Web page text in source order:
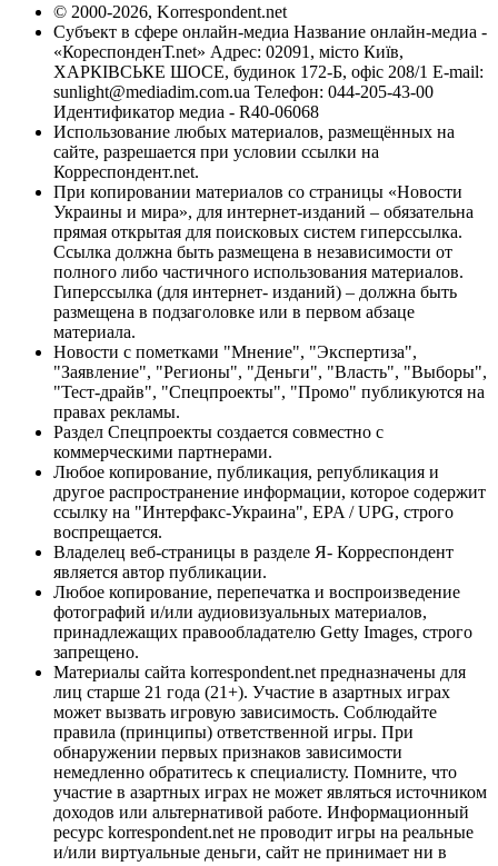
© 2000-2026, Korrespondent.net
Субъект в сфере онлайн-медиа Название онлайн-медиа -
«КореспонденТ.net» Адрес: 02091, місто Київ,
ХАРКІВСЬКЕ ШОСЕ, будинок 172-Б, офіс 208/1 E-mail:
sunlight@mediadim.com.ua Телефон: 044-205-43-00
Идентификатор медиа - R40-06068
Использование любых материалов, размещённых на
сайте, разрешается при условии ссылки на
Корреспондент.net.
При копировании материалов со страницы «Новости
Украины и мира», для интернет-изданий – обязательна
прямая открытая для поисковых систем гиперссылка.
Ссылка должна быть размещена в независимости от
полного либо частичного использования материалов.
Гиперссылка (для интернет- изданий) – должна быть
размещена в подзаголовке или в первом абзаце
материала.
Новости с пометками "Мнение", "Экспертиза",
"Заявление", "Регионы", "Деньги", "Власть", "Выборы",
"Тест-драйв", "Спецпроекты", "Промо" публикуются на
правах рекламы.
Раздел Спецпроекты создается совместно с
коммерческими партнерами.
Любое копирование, публикация, републикация и
другое распространение информации, которое содержит
ссылку на "Интерфакс-Украина", EPA / UPG, строго
воспрещается.
Владелец веб-страницы в разделе Я- Корреспондент
является автор публикации.
Любое копирование, перепечатка и воспроизведение
фотографий и/или аудиовизуальных материалов,
принадлежащих правообладателю Getty Images, строго
запрещено.
Материалы сайта korrespondent.net предназначены для
лиц старше 21 года (21+). Участие в азартных играх
может вызвать игровую зависимость. Соблюдайте
правила (принципы) ответственной игры. При
обнаружении первых признаков зависимости
немедленно обратитесь к специалисту. Помните, что
участие в азартных играх не может являться источником
доходов или альтернативой работе. Информационный
ресурс korrespondent.net не проводит игры на реальные
и/или виртуальные деньги, сайт не принимает ни в